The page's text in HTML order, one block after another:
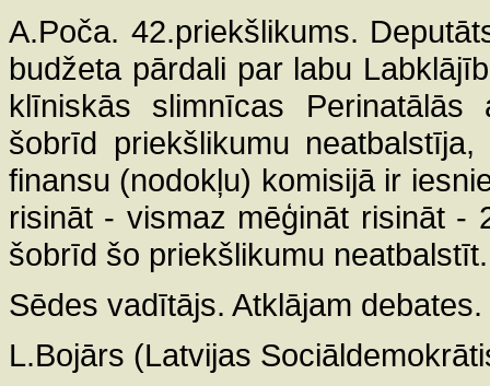
A.Poča. 42.priekšlikums.
budžeta pārdali par labu
klīniskās slimnīcas
šobrīd priekšlikumu
finansu (nodokļu) komisijā ir
risināt - vismaz mēģināt risināt -
šobrīd šo priekšlikumu neatbalstīt.
Sēdes vadītājs. Atklājam
L.Bojārs (Latvijas